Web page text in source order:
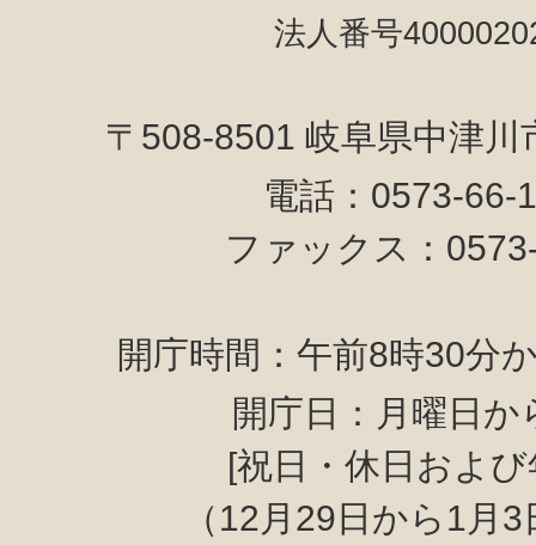
法人番号
〒508-8501 岐阜県中津
電話：0573-
ファックス：
開庁時間：午前8時30分
開庁日：月曜日か
[祝日・休日およ
（12月29日から1月